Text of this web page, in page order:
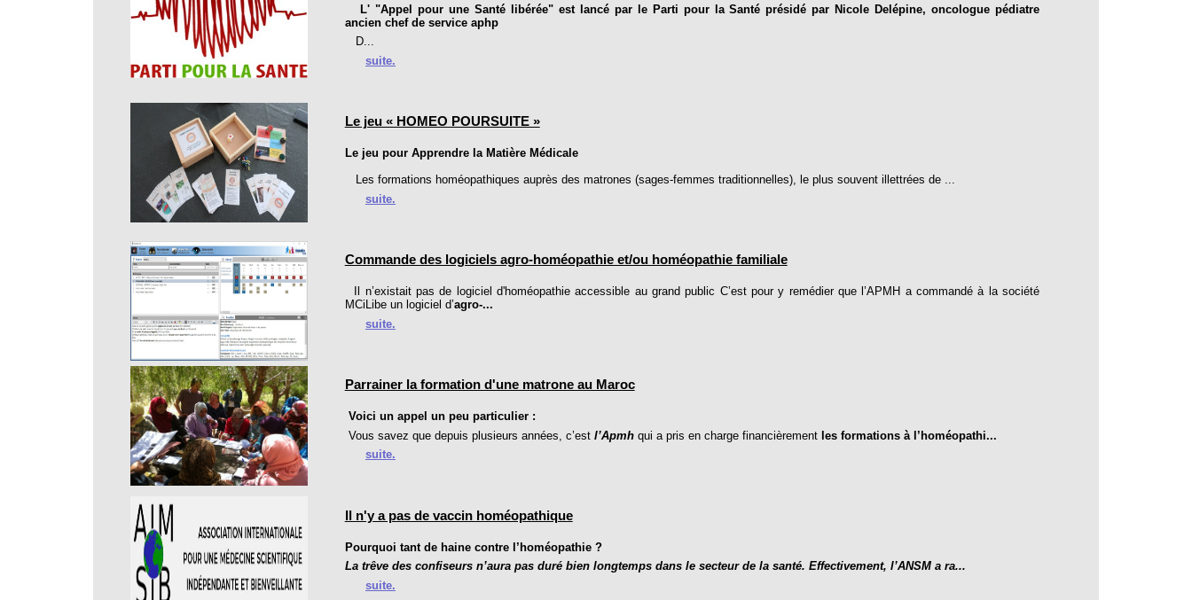
L' "Appel pour une Santé libérée" est lancé par le Parti pour la Santé présidé par Nicole Delépine, oncologue pédiatre
ancien chef de service aphp
D...
suite.
Le jeu « HOMEO POURSUITE »
Le jeu pour Apprendre la Matière Médicale
Les formations homéopathiques auprès des matrones (sages-femmes traditionnelles), le plus souvent illettrées de ...
suite.
Commande des logiciels agro-homéopathie et/ou homéopathie familiale
Il n’existait pas de logiciel d'homéopathie accessible au grand public C’est pour y remédier que l’APMH a commandé à la société
MCiLibe un logiciel d’agro-...
suite.
Parrainer la formation d'une matrone au Maroc
Voici un appel un peu particulier :
Vous savez que depuis plusieurs années, c’est l’Apmhqui a pris en charge financièrement les formations à l’homéopathi...
suite.
Il n'y a pas de vaccin homéopathique
Pourquoi tant de haine contre l’homéopathie ?
La trêve des confiseurs n’aura pas duré bien longtemps dans le secteur de la santé. Effectivement, l’ANSM a ra...
suite.